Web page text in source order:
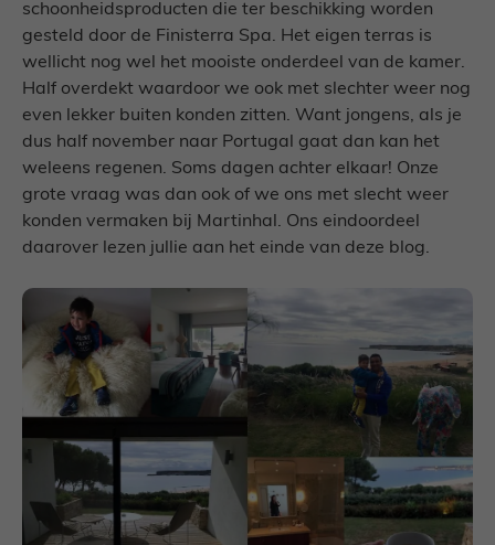
schoonheidsproducten die ter beschikking worden
gesteld door de Finisterra Spa. Het eigen terras is
wellicht nog wel het mooiste onderdeel van de kamer.
Half overdekt waardoor we ook met slechter weer nog
even lekker buiten konden zitten. Want jongens, als je
dus half november naar Portugal gaat dan kan het
weleens regenen. Soms dagen achter elkaar! Onze
grote vraag was dan ook of we ons met slecht weer
konden vermaken bij Martinhal. Ons eindoordeel
daarover lezen jullie aan het einde van deze blog.